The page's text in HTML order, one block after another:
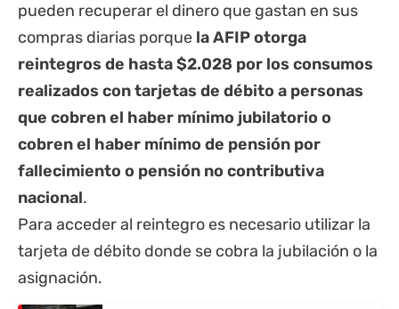
pueden recuperar el dinero que gastan en sus
compras diarias porque la AFIP otorga
reintegros de hasta$2.028 por los consumos
realizados con tarjetas de débito a personas
que cobren el haber mínimo jubilatorio o
cobren el haber mínimo de pensión por
fallecimiento o pensión no contributiva
nacional.
Para acceder al reintegro es necesario utilizar la
tarjeta de débito donde se cobra la jubilación o la
asignación.